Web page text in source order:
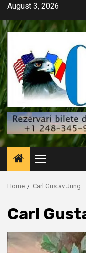
Skip
content
August 3, 2026
Primary
Menu
Home Carl Gustav Jung
Carl